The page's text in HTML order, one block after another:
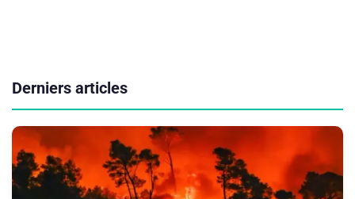
Derniers articles